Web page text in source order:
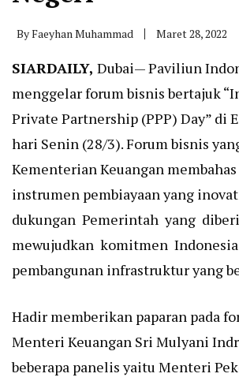
ByFaeyhan Muhammad Maret 28, 2022
SIARDAILY, Dubai— Paviliun
menggelar forum bisnis bertajuk
Private Partnership (PPP) Day” di
hari Senin (28/3). Forum bisnis
Kementerian Keuangan
instrumen pembiayaan yang
dukungan Pemerintah yang
mewujudkan komitmen
pembangunan infrastruktur yang
Hadir memberikan paparan pada
Menteri Keuangan Sri Mulyani
beberapa panelis yaitu Menteri